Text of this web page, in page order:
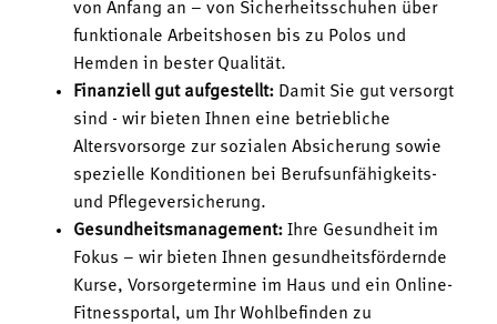
von Anfang an – von Sicherheitsschuhen über
funktionale Arbeitshosen bis zu Polos und
Hemden in bester Qualität.
Finanziell gut aufgestellt: Damit Sie gut versorgt
sind - wir bieten Ihnen eine betriebliche
Altersvorsorge zur sozialen Absicherung sowie
spezielle Konditionen bei Berufsunfähigkeits-
und Pflegeversicherung.
Gesundheitsmanagement: Ihre Gesundheit im
Fokus – wir bieten Ihnen gesundheitsfördernde
Kurse, Vorsorgetermine im Haus und ein Online-
Fitnessportal, um Ihr Wohlbefinden zu